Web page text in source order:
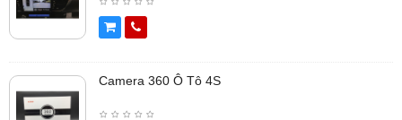
Camera 360 Ô Tô 4S